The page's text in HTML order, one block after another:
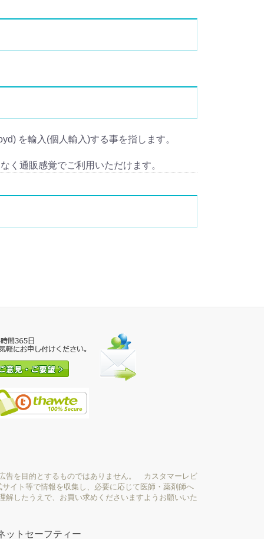
を輸入(個人輸入)する事を指します。
く通販感覚でご利用いただけます。
告を目的とするものではありません。 カスタマーレビ
イト等で情報を収集し、必要に応じて医師・薬剤師へ
したうえで、お買い求めくださいますようお願いいた
ットセーフティー